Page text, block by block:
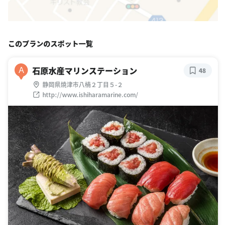
このプランのスポット一覧
A 石原水産マリンステーション
静岡県焼津市八楠２丁目５-２
http://www.ishiharamarine.com/
48